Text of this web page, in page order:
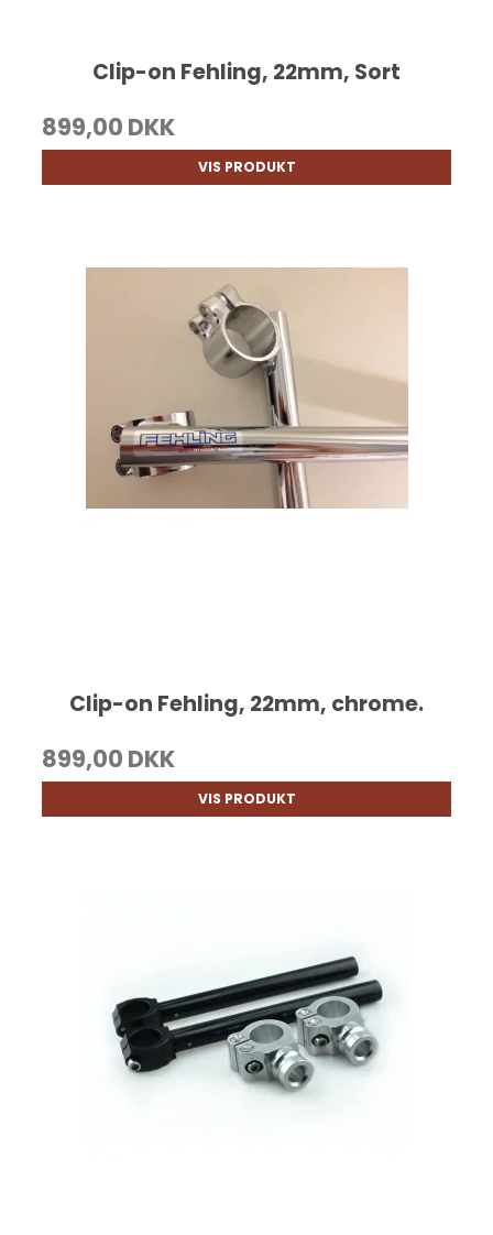
Clip-on Fehling, 22mm, Sort
899,00 DKK
VIS PRODUKT
Clip-on Fehling, 22mm, chrome.
899,00 DKK
VIS PRODUKT